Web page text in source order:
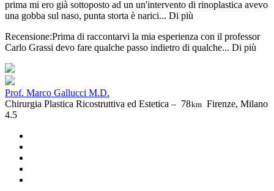
prima mi ero già sottoposto ad un un'intervento di rinoplastica avevo
una gobba sul naso, punta storta è narici... Di più
Recensione:Prima di raccontarvi la mia esperienza con il professor
Carlo Grassi devo fare qualche passo indietro di qualche... Di più
Prof. Marco Gallucci M.D.
Chirurgia Plastica Ricostruttiva ed Estetica – 78km Firenze, Milano
4.5